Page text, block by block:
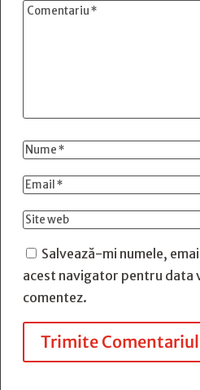
Salvează-mi numele,
acest navigator pentru data
comentez.
Trimite Comentariul